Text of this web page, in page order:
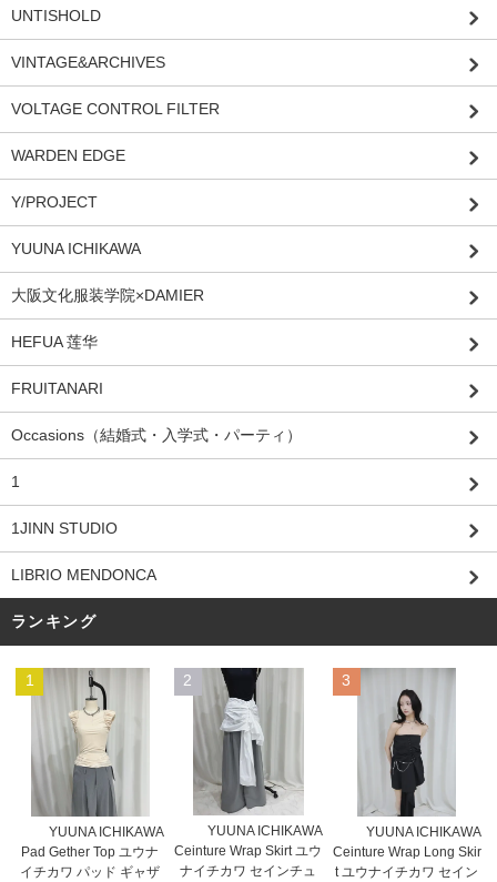
UNTISHOLD
VINTAGE&ARCHIVES
VOLTAGE CONTROL FILTER
WARDEN EDGE
Y/PROJECT
YUUNA ICHIKAWA
大阪文化服装学院×DAMIER
HEFUA 莲华
FRUITANARI
Occasions（結婚式・入学式・パーティ）
1
1JINN STUDIO
LIBRIO MENDONCA
ランキング
1
YUUNA ICHIKAWA
Pad Gether Top ユウナ
イチカワ パッド ギャザ
2
YUUNA ICHIKAWA
Ceinture Wrap Skirt ユウ
ナイチカワ セインチュ
3
YUUNA ICHIKAWA
Ceinture Wrap Long Skir
t ユウナイチカワ セイン